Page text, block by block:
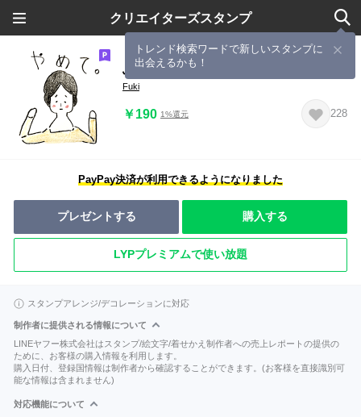
クリエイターズスタンプ
トレンド検索ワードで新しいスタンプに
出会えるかも！
ふきのゆるっとスタンプ
Fuki
￥190 1%還元 228
PayPay決済が利用できるようになりました
プレゼントする 購入する
LYPプレミアムで使い放題
スタンプアレンジ/デコレーションに対応
制作者に提供される情報について
LINEヤフー株式会社はスタンプ/絵文字/着せかえ制作者への売上レポートの提供の
ために、お客様の購入情報を利用します。
購入日付、登録国情報は制作者から確認することができます。(お客様を直接識別可
能な情報は含まれません)
対応機能について